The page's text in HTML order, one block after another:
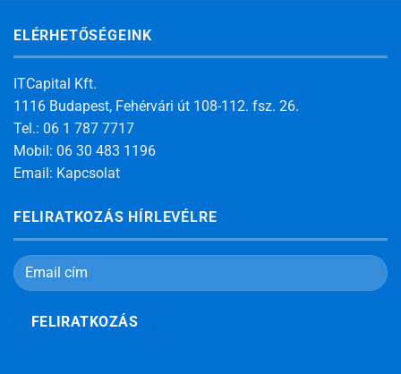
ELÉRHETŐSÉGEINK
ITCapital Kft.
1116 Budapest, Fehérvári út 108-112. fsz. 26.
Tel.: 06 1 787 7717
Mobil: 06 30 483 1196
Email: Kapcsolat
FELIRATKOZÁS HÍRLEVÉLRE